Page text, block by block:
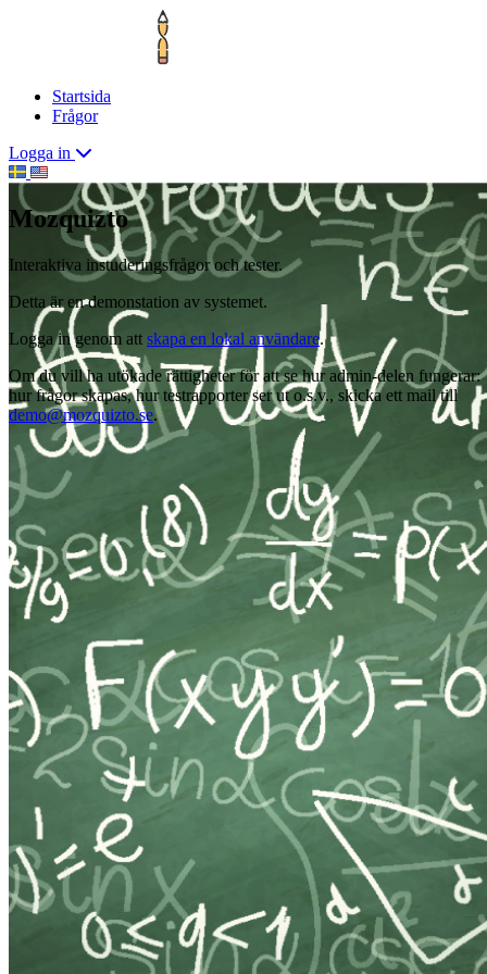
Startsida
Frågor
Logga in
Mozquizto
Interaktiva instuderingsfrågor och tester.
Detta är en demonstation av systemet.
Logga in genom att skapa en lokal användare.
Om du vill ha utökade rättigheter för att se hur admin-delen fungerar:
hur frågor skapas, hur testrapporter ser ut o.s.v., skicka ett mail till
demo@mozquizto.se.